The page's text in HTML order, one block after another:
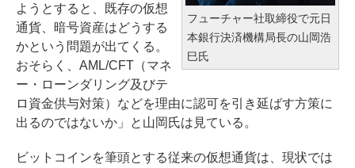
フューチャー社取締役で元日
本銀行決済機構局長の山岡浩
巳氏
ようとすると、既存の仮想
通貨、暗号資産はどうする
かという問題が出てくる。
おそらく、AML/CFT（マネ
ー・ローンダリング及びテ
ロ資金供与対策）などを理由に認可を引き延ばす方策に
出るのではないか」と山岡氏は見ている。
ビットコインを筆頭とする従来の仮想通貨は、現状では